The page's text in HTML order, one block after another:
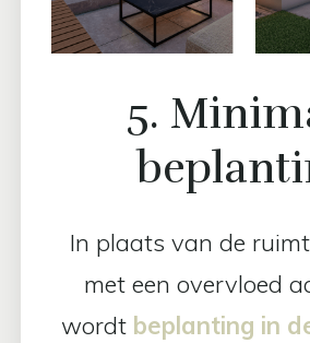
5.
In plaats van de
met een overvloed
wordt beplanting in